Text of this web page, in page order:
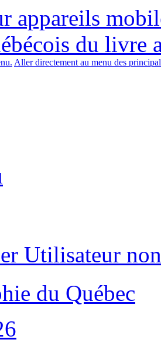
appareils
du livre
Aller directement au menu des
Utilisateur
du Québec